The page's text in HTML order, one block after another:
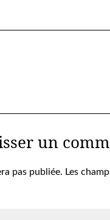
un
pas publiée. Les